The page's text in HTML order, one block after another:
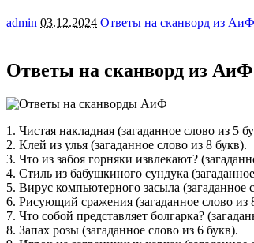
admin 03.12.2024 Ответы на сканворд из
Ответы на сканворд из АиФ
1. Чистая накладная (загаданное слово из 5
2. Клей из улья (загаданное слово из 8 букв).
3. Что из забоя горняки извлекают?
4. Стиль из бабушкиного сундука
5. Вирус компьютерного засыла (загаданное
6. Рисующий сражения (загаданное слово из
7. Что собой представляет болгарка?
8. Запах розы (загаданное слово из 6 букв).